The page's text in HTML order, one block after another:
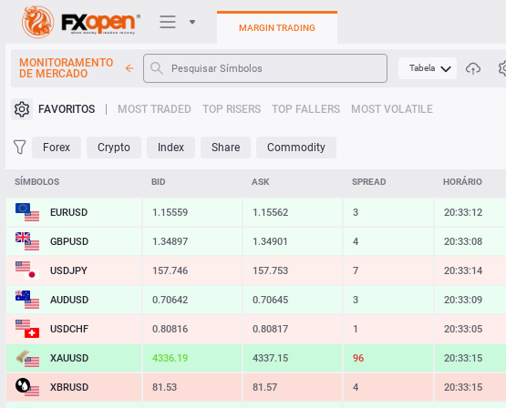
Plataformas de negociação
Heatmap
MARGIN TRADING
MONITORAMENTO
DE MERCADO
Tabela
FAVORITOS MOST TRADED TOP RISERS TOP FALLERS MOST VOLATILE
Forex Crypto Index Share Commodity
SÍMBOLOS BID ASK SPREAD HORÁRIO
EURUSD 1.15559 1.15562 3 20:33:12
GBPUSD 1.34897 1.34901 4 20:33:08
USDJPY 157.746 157.753 7 20:33:14
AUDUSD 0.70642 0.70645 3 20:33:09
USDCHF 0.80816 0.80817 1 20:33:05
XAUUSD 4336.19 4337.15 96 20:33:15
XBRUSD 81.53 81.57 4 20:33:15